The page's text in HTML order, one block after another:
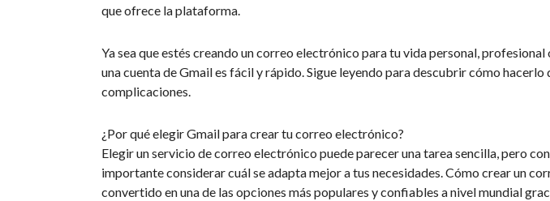
que ofrece la plataforma.
Ya sea que estés creando un correo electrónico para tu vida personal,
una cuenta de Gmail es fácil y rápido. Sigue leyendo para descubrir cómo hacerlo
complicaciones.
¿Por qué elegir Gmail para crear tu correo electrónico?
Elegir un servicio de correo electrónico puede parecer una tarea sencilla, pero
importante considerar cuál se adapta mejor a tus necesidades. Cómo crear un
convertido en una de las opciones más populares y confiables a nivel mundial